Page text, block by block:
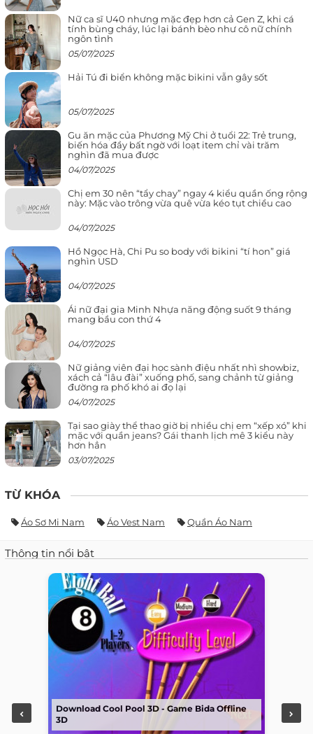
Nữ ca sĩ U40 nhưng mặc đẹp hơn cả Gen Z, khi cá
tính bùng cháy, lúc lại bánh bèo như cô nữ chính
ngôn tình
05/07/2025
Hải Tú đi biển không mặc bikini vẫn gây sốt
05/07/2025
Gu ăn mặc của Phương Mỹ Chi ở tuổi 22: Trẻ trung,
biến hóa đầy bất ngờ với loạt item chỉ vài trăm
nghìn đã mua được
04/07/2025
Chị em 30 nên “tẩy chay” ngay 4 kiểu quần ống rộng
này: Mặc vào trông vừa quê vừa kéo tụt chiều cao
04/07/2025
Hồ Ngọc Hà, Chi Pu so body với bikini “tí hon” giá
nghìn USD
04/07/2025
Ái nữ đại gia Minh Nhựa năng động suốt 9 tháng
mang bầu con thứ 4
04/07/2025
Nữ giảng viên đại học sành điệu nhất nhì showbiz,
xách cả “lâu đài” xuống phố, sang chảnh từ giảng
đường ra phố khó ai đọ lại
04/07/2025
Tại sao giày thể thao giờ bị nhiều chị em “xếp xó” khi
mặc với quần jeans? Gái thanh lịch mê 3 kiểu này
hơn hẳn
03/07/2025
TỪ KHÓA
Áo Sơ Mi Nam Áo Vest Nam Quần Áo Nam
Thông tin nổi bật
Download Cool Pool 3D - Game Bida Offline
3D